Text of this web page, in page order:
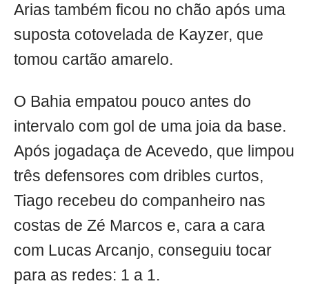
Arias também ficou no chão após uma
suposta cotovelada de Kayzer, que
tomou cartão amarelo.
O Bahia empatou pouco antes do
intervalo com gol de uma joia da base.
Após jogadaça de Acevedo, que limpou
três defensores com dribles curtos,
Tiago recebeu do companheiro nas
costas de Zé Marcos e, cara a cara
com Lucas Arcanjo, conseguiu tocar
para as redes: 1 a 1.